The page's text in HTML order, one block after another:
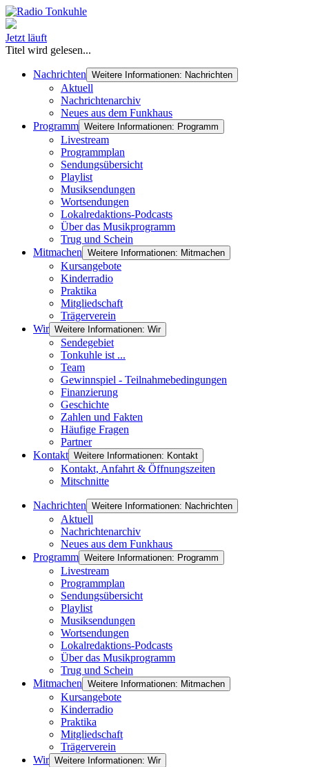
Jetzt läuft
Titel wird gelesen...
Nachrichten Weitere Informationen: Nachrichten
Aktuell
Nachrichtenarchiv
Neues aus dem Funkhaus
Programm Weitere Informationen: Programm
Livestream
Programmplan
Sendungsübersicht
Playlist
Musiksendungen
Wortsendungen
Lokalredaktions-Podcasts
Über das Musikprogramm
Trug und Schein
Mitmachen Weitere Informationen: Mitmachen
Kursangebote
Kinderradio
Praktika
Mitgliedschaft
Trägerverein
Wir Weitere Informationen: Wir
Sendegebiet
Tonkuhle ist ...
Team
Gewinnspiel - Teilnahmebedingungen
Finanzierung
Geschichte
Zahlen und Fakten
Häufige Fragen
Partner
Kontakt Weitere Informationen: Kontakt
Kontakt, Anfahrt & Öffnungszeiten
Mitschnitte
Nachrichten Weitere Informationen: Nachrichten
Aktuell
Nachrichtenarchiv
Neues aus dem Funkhaus
Programm Weitere Informationen: Programm
Livestream
Programmplan
Sendungsübersicht
Playlist
Musiksendungen
Wortsendungen
Lokalredaktions-Podcasts
Über das Musikprogramm
Trug und Schein
Mitmachen Weitere Informationen: Mitmachen
Kursangebote
Kinderradio
Praktika
Mitgliedschaft
Trägerverein
Wir Weitere Informationen: Wir